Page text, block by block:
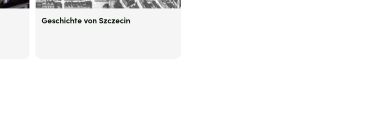
Geschichte von Szczecin